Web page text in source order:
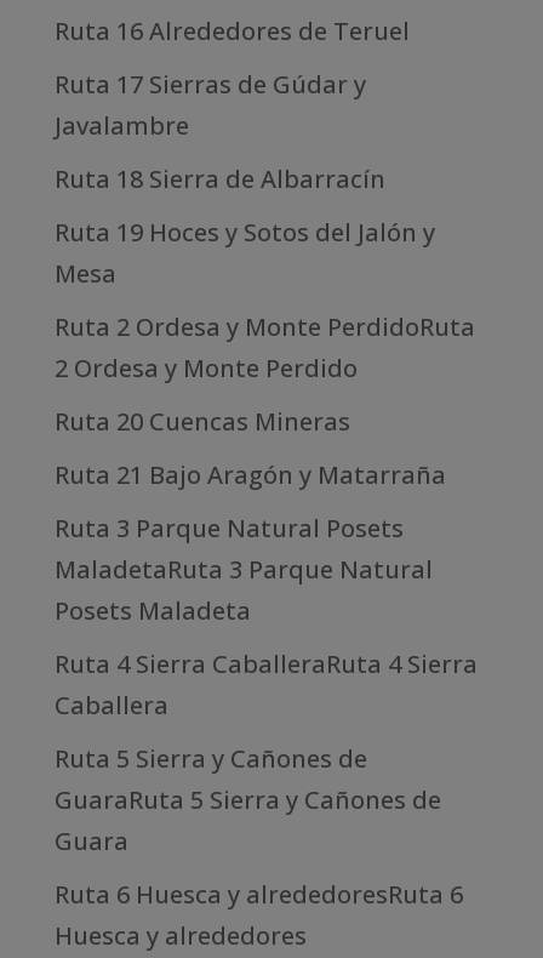
Ruta 16 Alrededores de Teruel
Ruta 17 Sierras de Gúdar y
Javalambre
Ruta 18 Sierra de Albarracín
Ruta 19 Hoces y Sotos del Jalón y
Mesa
Ruta 2 Ordesa y Monte PerdidoRuta
2 Ordesa y Monte Perdido
Ruta 20 Cuencas Mineras
Ruta 21 Bajo Aragón y Matarraña
Ruta 3 Parque Natural Posets
MaladetaRuta 3 Parque Natural
Posets Maladeta
Ruta 4 Sierra CaballeraRuta 4 Sierra
Caballera
Ruta 5 Sierra y Cañones de
GuaraRuta 5 Sierra y Cañones de
Guara
Ruta 6 Huesca y alrededoresRuta 6
Huesca y alrededores